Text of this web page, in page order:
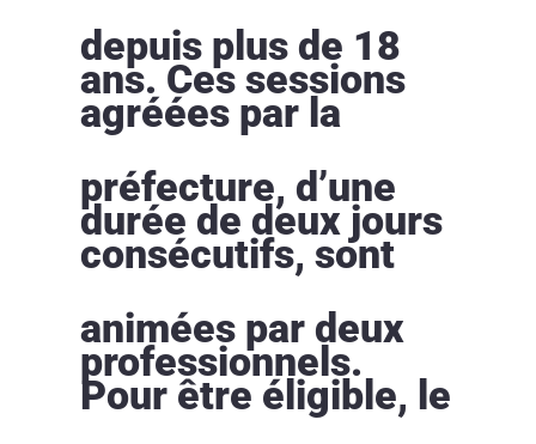
depuis plus de 18
ans. Ces sessions
agréées par la
préfecture, d’une
durée de deux jours
consécutifs, sont
animées par deux
professionnels.
Pour être éligible, le